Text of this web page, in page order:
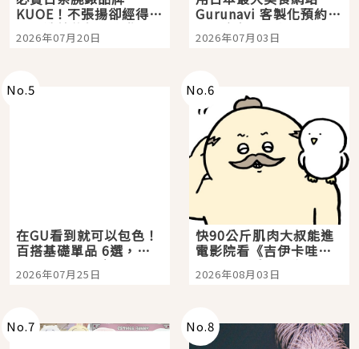
KUOE！不張揚卻經得起
時間洗鍊的經典之作五
選
2026年07月20日
Gurunavi 客製化預約九
大都市餐廳，打造專屬
美食體驗！
2026年07月03日
No.5
在GU看到就可以包色！
百搭基礎單品 6選，閉
眼全收也不心疼
2026年07月25日
No.6
快90公斤肌肉大叔能進
電影院看《吉伊卡哇》
嗎？日本重金屬樂團
「打首」會長與nagano
2026年08月03日
No.7 No.8